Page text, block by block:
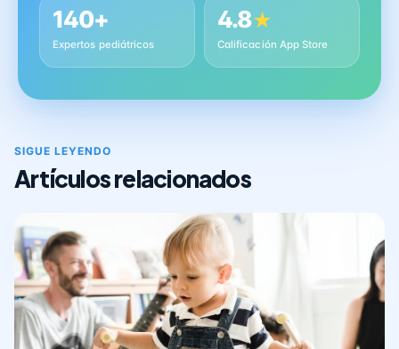
140+
Expertos pediátricos
4.8★
Calificación App Store
SIGUE LEYENDO
Artículos relacionados